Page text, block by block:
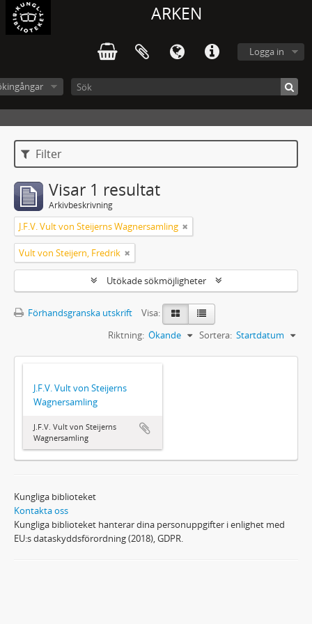
ARKEN
Logga in
Filter
Visar 1 resultat
Arkivbeskrivning
J.F.V. Vult von Steijerns Wagnersamling
Vult von Steijern, Fredrik
Utökade sökmöjligheter
Förhandsgranska utskrift
Visa:
Sortera: Startdatum
Riktning: Ökande
J.F.V. Vult von Steijerns
Wagnersamling
J.F.V. Vult von Steijerns
Wagnersamling
Kungliga biblioteket
Kontakta oss
Kungliga biblioteket hanterar dina personuppgifter i enlighet med
EU:s dataskyddsförordning (2018), GDPR.